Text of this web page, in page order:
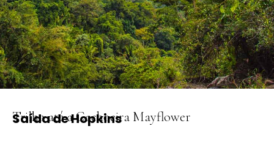
Trilha até a Cachoeira Mayflower
Saída de Hopkins